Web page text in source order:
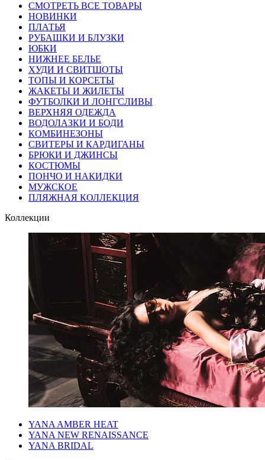
СМОТРЕТЬ ВСЕ ТОВАРЫ
НОВИНКИ
ПЛАТЬЯ
РУБАШКИ И БЛУЗКИ
ЮБКИ
НИЖНЕЕ БЕЛЬЕ
ХУДИ И СВИТШОТЫ
ТОПЫ И КОРСЕТЫ
ЖАКЕТЫ И ЖИЛЕТЫ
ФУТБОЛКИ И ЛОНГСЛИВЫ
ВЕРХНЯЯ ОДЕЖДА
ВОДОЛАЗКИ И БОДИ
КОМБИНЕЗОНЫ
СВИТЕРЫ И КАРДИГАНЫ
БРЮКИ И ДЖИНСЫ
КОСТЮМЫ
ПОНЧО И НАКИДКИ
МУЖСКОЕ
ПЛЯЖНАЯ КОЛЛЕКЦИЯ
Коллекции
YANA AMBER HEAT
YANA NEW RENAISSANCE
YANA BRIDAL